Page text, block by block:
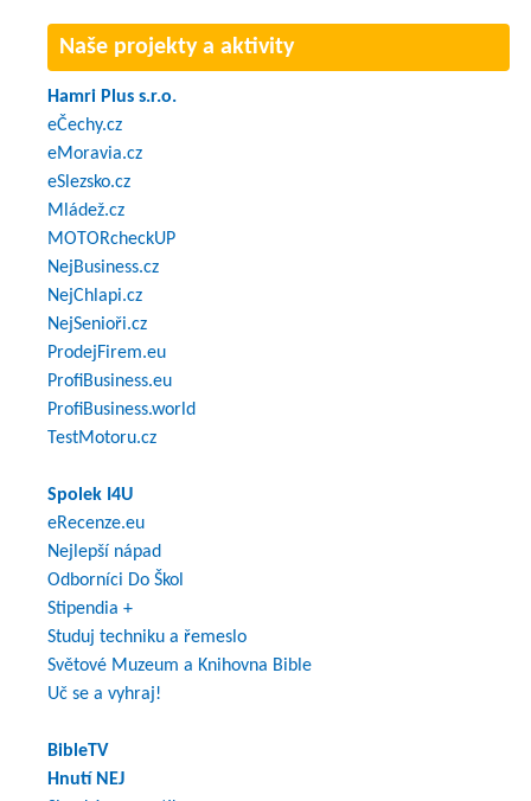
Naše projekty a aktivity
Hamri Plus s.r.o.
eČechy.cz
eMoravia.cz
eSlezsko.cz
Mládež.cz
MOTORcheckUP
NejBusiness.cz
NejChlapi.cz
NejSenioři.cz
ProdejFirem.eu
ProfiBusiness.eu
ProfiBusiness.world
TestMotoru.cz
Spolek I4U
eRecenze.eu
Nejlepší nápad
Odborníci Do Škol
Stipendia +
Studuj techniku a řemeslo
Světové Muzeum a Knihovna Bible
Uč se a vyhraj!
BibleTV
Hnutí NEJ